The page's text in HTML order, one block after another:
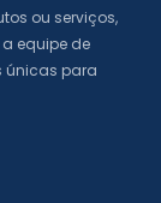
ou serviços,
equipe de
únicas para